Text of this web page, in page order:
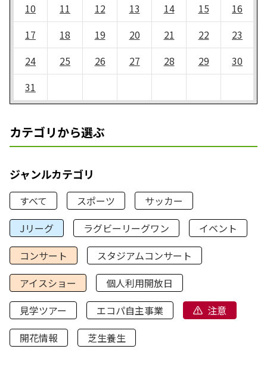
10
11 12 13 14 15
16
17
18 19 20 21 22
23
24
25 26 27 28 29
30
31
カテゴリから選ぶ
ジャンルカテゴリ
すべて スポーツ
サッカー
Jリーグ
ラグビーリーグワン
イベント
コンサート
スタジアムコンサート
アイスショー
個人利用開放日
見学ツアー
エコパ自主事業
注意
開花情報
芝生養生